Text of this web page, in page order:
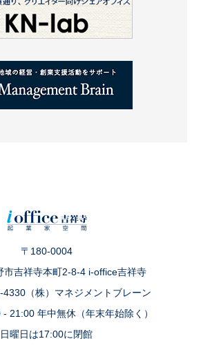
〒180-0004
市吉祥寺本町2-8-4 i-office吉祥寺
（株）マネジメントブレーン
21:00 年中無休（年末年始除く）
日曜日は17:00に閉館